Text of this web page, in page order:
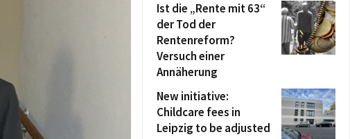
Ist die „Rente mit 63“
der Tod der
Rentenreform?
Versuch einer
Annäherung
New initiative:
Childcare fees in
Leipzig to be adjusted